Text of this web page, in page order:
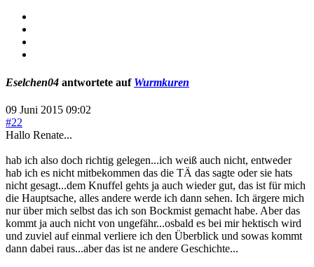
Eselchen04 antwortete auf Wurmkuren
09 Juni 2015 09:02
#22
Hallo Renate...
hab ich also doch richtig gelegen...ich weiß auch nicht, entweder
hab ich es nicht mitbekommen das die TÄ das sagte oder sie hats
nicht gesagt...dem Knuffel gehts ja auch wieder gut, das ist für mich
die Hauptsache, alles andere werde ich dann sehen. Ich ärgere mich
nur über mich selbst das ich son Bockmist gemacht habe. Aber das
kommt ja auch nicht von ungefähr...osbald es bei mir hektisch wird
und zuviel auf einmal verliere ich den Überblick und sowas kommt
dann dabei raus...aber das ist ne andere Geschichte...